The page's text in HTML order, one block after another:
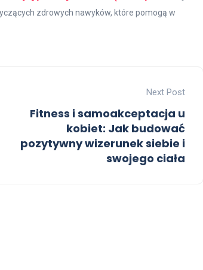
zdrowych nawyków, które pomogą w
Next Post
Fitness i samoakceptacja u
kobiet: Jak budować
pozytywny wizerunek siebie i
swojego ciała